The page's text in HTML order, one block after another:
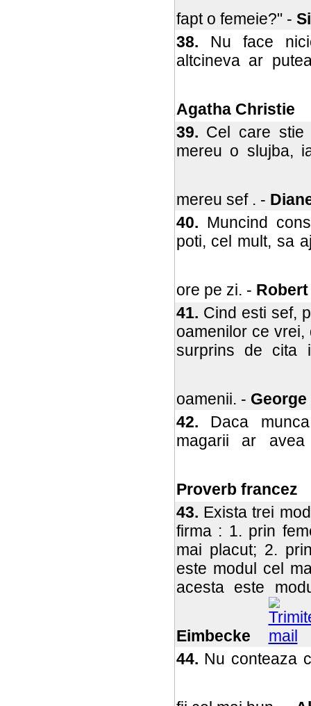
fapt o femeie?" -
38. Nu face
altcineva ar
Agatha Christie
39. Cel care
mereu o slujba,
mereu sef . -
40. Muncind
poti, cel mult, sa
ore pe zi. -
41. Cind esti sef,
oamenilor ce
surprins de cita
oamenii. - George
42. Daca
magarii ar
Proverb francez
43. Exista trei
firma : 1. prin
mai placut; 2.
este modul cel
acesta este
Eimbecke
44. Nu conteaza